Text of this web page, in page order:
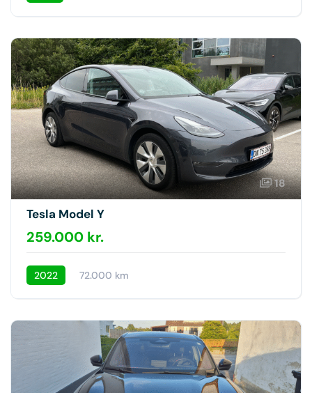
18
Tesla Model Y
259.000 kr.
2022 72.000 km